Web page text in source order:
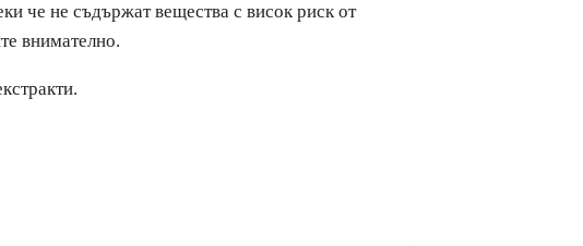
че не съдържат вещества с висок риск от
внимателно.